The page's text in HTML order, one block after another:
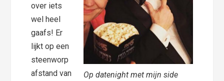
Op datenight met mijn side
over iets
wel heel
gaafs! Er
lijkt op een
steenworp
afstand van